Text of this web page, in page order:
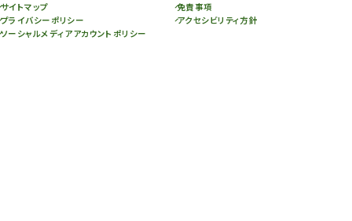
サイトマップ
免責事項
プライバシーポリシー
アクセシビリティ方針
ソーシャルメディアアカウントポリシー